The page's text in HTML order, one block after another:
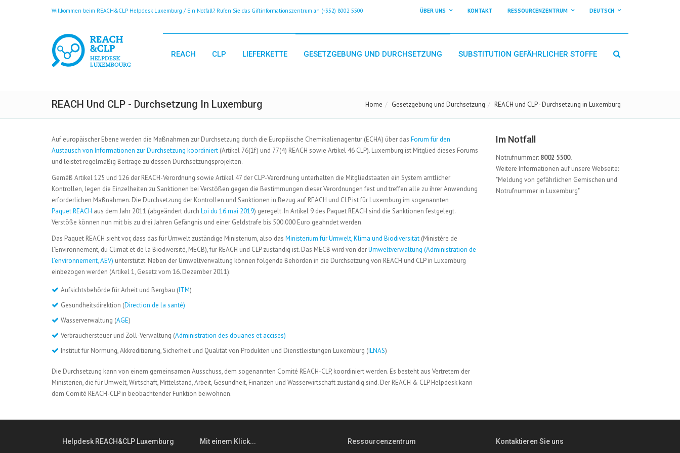
Willkommen beim REACH&CLP Helpdesk Luxemburg / Ein Notfall? Rufen Sie das Giftinformationszentrum an (+352) 8002 5500 ÜBER UNS KONTAKT RESSOURCENZENTRUM DEUTSCH
REACH CLP LIEFERKETTE GESETZGEBUNG UND DURCHSETZUNG SUBSTITUTION GEFÄHRLICHER STOFFE
REACH Und CLP - Durchsetzung In Luxemburg Home Gesetzgebung und Durchsetzung REACH und CLP - Durchsetzung in Luxemburg
Auf europäischer Ebene werden die Maßnahmen zur Durchsetzung durch die Europäische Chemikalienagentur (ECHA) über das Forum für den
Austausch von Informationen zur Durchsetzung koordiniert (Artikel 76(1f) und 77(4) REACH sowie Artikel 46 CLP). Luxemburg ist Mitglied dieses Forums
und leistet regelmäßig Beiträge zu dessen Durchsetzungsprojekten.
Gemäß Artikel 125 und 126 der REACH-Verordnung sowie Artikel 47 der CLP-Verordnung unterhalten die Mitgliedstaaten ein System amtlicher
Kontrollen, legen die Einzelheiten zu Sanktionen bei Verstößen gegen die Bestimmungen dieser Verordnungen fest und treffen alle zu ihrer Anwendung
erforderlichen Maßnahmen. Die Durchsetzung der Kontrollen und Sanktionen in Bezug auf REACH und CLP ist für Luxemburg im sogenannten
Paquet REACH aus dem Jahr 2011 (abgeändert durch Loi du 16 mai 2019) geregelt. In Artikel 9 des Paquet REACH sind die Sanktionen festgelegt.
Verstöße können nun mit bis zu drei Jahren Gefängnis und einer Geldstrafe bis 500.000 Euro geahndet werden.
Das Paquet REACH sieht vor, dass das für Umwelt zuständige Ministerium, also das Ministerium für Umwelt, Klima und Biodiversität (Ministère de
l'Environnement, du Climat et de la Biodiversité, MECB), für REACH und CLP zuständig ist. Das MECB wird von derUmweltverwaltung (Administration de
l’environnement, AEV) unterstützt. Neben der Umweltverwaltung können folgende Behörden in die Durchsetzung von REACH und CLP in Luxemburg
einbezogen werden (Artikel 1, Gesetz vom 16. Dezember 2011):
Aufsichtsbehörde für Arbeit und Bergbau (ITM)
Gesundheitsdirektion (Direction de la santé)
Wasserverwaltung (AGE)
Verbrauchersteuer und Zoll-Verwaltung (Administration des douanes et accises)
Institut für Normung, Akkreditierung, Sicherheit und Qualität von Produkten und Dienstleistungen Luxemburg (ILNAS)
Die Durchsetzung kann von einem gemeinsamen Ausschuss, dem sogenannten Comité REACH-CLP, koordiniert werden. Es besteht aus Vertretern der
Ministerien, die für Umwelt, Wirtschaft, Mittelstand, Arbeit, Gesundheit, Finanzen und Wasserwirtschaft zuständig sind. Der REACH & CLP Helpdesk kann
dem Comité REACH-CLP in beobachtender Funktion beiwohnen.
Im Notfall
Notrufnummer:8002 5500.
Weitere Informationen auf unsere Webseite:
"Meldung von gefährlichen Gemischen und
Notrufnummer in Luxemburg"
Helpdesk REACH&CLP Luxemburg Mit einem Klick... Ressourcenzentrum Kontaktieren Sie uns